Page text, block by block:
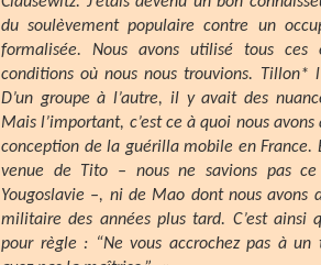
du soulèvement populaire contre un
formalisée. Nous avons utilisé tous ces
conditions où nous nous trouvions. Tillon*
D’un groupe à l’autre, il y avait des
Mais l’important, c’est ce à quoi nous
conception de la guérilla mobile en France.
venue de Tito – nous ne savions pas
Yougoslavie –, ni de Mao dont nous avons
militaire des années plus tard. C’est ainsi
pour règle : “Ne vous accrochez pas à un